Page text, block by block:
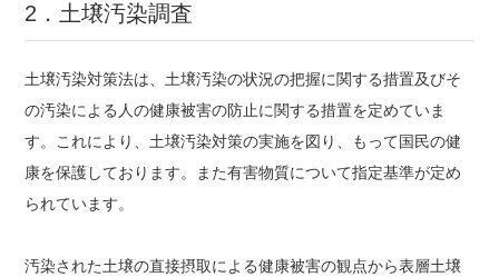
2．土壌汚染調査
土壌汚染対策法は、土壌汚染の状況の把握に関する措置及びそ
の汚染による人の健康被害の防止に関する措置を定めていま
す。これにより、土壌汚染対策の実施を図り、もって国民の健
康を保護しております。また有害物質について指定基準が定め
られています。
汚染された土壌の直接摂取による健康被害の観点から表層土壌